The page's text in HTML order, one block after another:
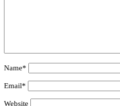
Name*
Email*
Website